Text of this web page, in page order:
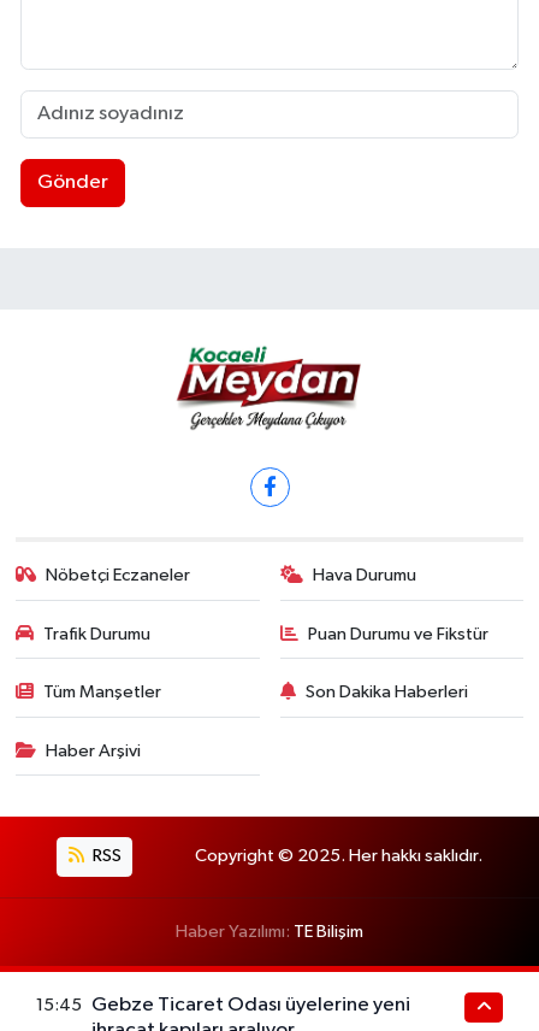
Gönder
Nöbetçi Eczaneler Hava Durumu
Trafik Durumu Puan Durumu ve Fikstür
Tüm Manşetler Son Dakika Haberleri
Haber Arşivi
RSS Copyright © 2025. Her hakkı saklıdır.
Haber Yazılımı: TE Bilişim
15:45
Gebze Ticaret Odası üyelerine yeni